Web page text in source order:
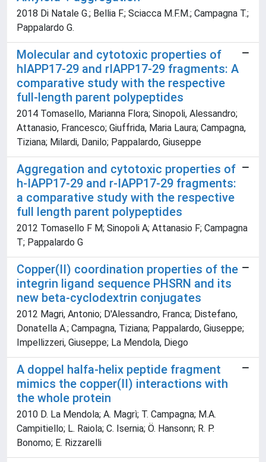
2018 Di Natale G.; Bellia F.; Sciacca M.F.M.; Campagna T.;
Pappalardo G.
Molecular and cytotoxic properties of
hIAPP17-29 and rIAPP17-29 fragments: A
comparative study with the respective
full-length parent polypeptides
2014 Tomasello, Marianna Flora; Sinopoli, Alessandro;
Attanasio, Francesco; Giuffrida, Maria Laura; Campagna,
Tiziana; Milardi, Danilo; Pappalardo, Giuseppe
Aggregation and cytotoxic properties of
h-IAPP17-29 and r-IAPP17-29 fragments:
a comparative study with the respective
full length parent polypeptides
2012 Tomasello F M; Sinopoli A; Attanasio F; Campagna
T; Pappalardo G
Copper(II) coordination properties of the
integrin ligand sequence PHSRN and its
new beta-cyclodextrin conjugates
2012 Magri, Antonio; D'Alessandro, Franca; Distefano,
Donatella A.; Campagna, Tiziana; Pappalardo, Giuseppe;
Impellizzeri, Giuseppe; La Mendola, Diego
A doppel halfa-helix peptide fragment
mimics the copper(II) interactions with
the whole protein
2010 D. La Mendola; A. Magrì; T. Campagna; M.A.
Campitiello; L. Raiola; C. Isernia; Ö. Hansonn; R. P.
Bonomo; E. Rizzarelli